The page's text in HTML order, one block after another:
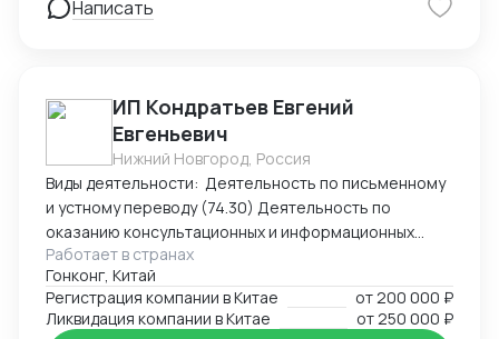
интересов клиента в судах, налоговых органах,
Написать
ИП Кондратьев Евгений
Евгеньевич
Нижний Новгород, Россия
Виды деятельности: Деятельность по письменному
и устному переводу (74.30) Деятельность по
оказанию консультационных и информационных
услуг (63.99.1) Услуги по бронированию прочие и
сопутствующая деятельность (79.90)
Работает в странах
Гонконг, Китай
Регистрация компании в Китае
от200 000 ₽
Ликвидация компании в Китае
от250 000 ₽